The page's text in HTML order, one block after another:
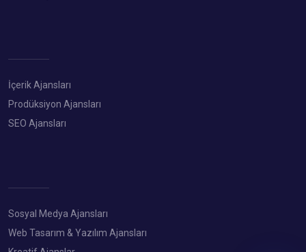
İçerik Ajansları
Prodüksiyon Ajansları
SEO Ajansları
Sosyal Medya Ajansları
Web Tasarım & Yazılım Ajansları